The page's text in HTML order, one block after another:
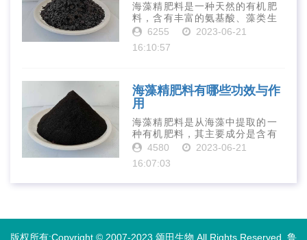
海藻精肥料是一种天然的有机肥
料，含有丰富的氨基酸、藻类生
长素、维生素、微量元素、蛋白
力、促进植物生长、增强植物抗
6255
2023-06-21
16:10:57
海藻精肥料有哪些功效与作
用
海藻精肥料是从海藻中提取的一
种有机肥料，其主要成分是含有
丰富的微量元素、植物生长素、
有增强作物生长、促进植物根系
4580
2023-06-21
16:07:03
版权所有:Copyright © 2007-2023 颂田生物 All Rights Reserved. 鲁